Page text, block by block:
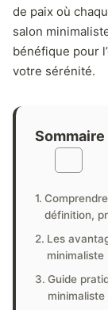
de paix où
salon
bénéfique pour
votre sérénité.
Sommaire
définition,
Les
minimaliste
Guide